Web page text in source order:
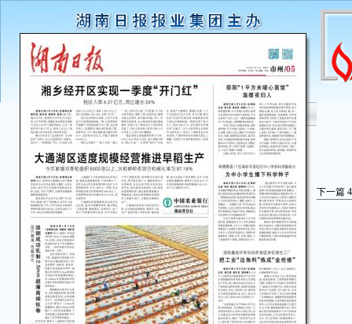
下一篇 4